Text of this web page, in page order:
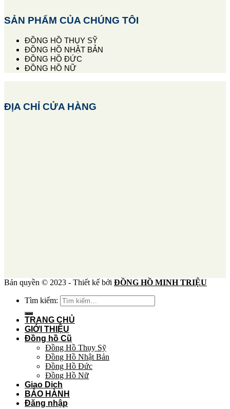
SẢN PHẨM CỦA CHÚNG TÔI
ĐỒNG HỒ THỤY SỸ
ĐỒNG HỒ NHẬT BẢN
ĐỒNG HỒ ĐỨC
ĐỒNG HỒ NỮ
ĐỊA CHỈ CỬA HÀNG
Bản quyền © 2023 - Thiết kế bởi ĐỒNG HỒ MINH TRIỆU
Tìm kiếm:
TRANG CHỦ
GIỚI THIỆU
Đồng hồ Cũ
Đồng Hồ Thụy Sỹ
Đồng Hồ Nhật Bản
Đồng Hồ Đức
Đồng Hồ Nữ
Giao Dịch
BẢO HÀNH
Đăng nhập